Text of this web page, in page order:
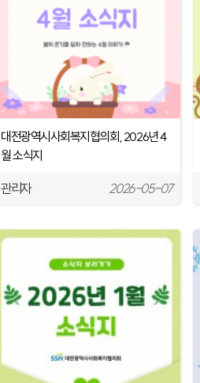
대전광역시사회복지협의회, 2026년 4
월 소식지
관리자 2026-05-07